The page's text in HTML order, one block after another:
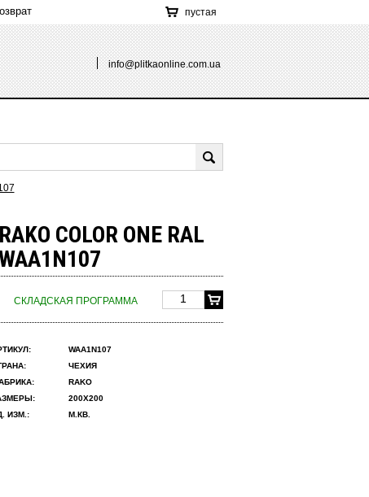
пустая
info@plitkaonline.com.ua
COLOR ONE RAL
СКЛАДСКАЯ ПРОГРАММА
WAA1N107
ЧЕХИЯ
RAKO
200X200
ИЗМ.:
М.КВ.